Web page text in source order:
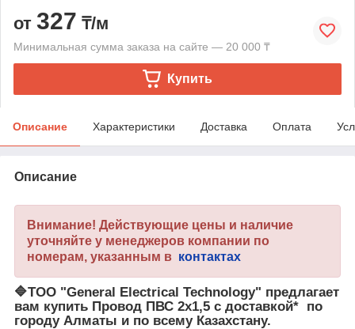
от 327 ₸/м
Минимальная сумма заказа на сайте — 20 000 ₸
Купить
Описание Характеристики Доставка Оплата
Описание
Внимание! Действующие цены и наличие
уточняйте у менеджеров компании по
номерам, указанным в контактах
🔷ТОО "General Electrical Technology" предлагает
вам купить Провод ПВС 2х1,5 с доставкой* по
городу Алматы и по всему Казахстану.